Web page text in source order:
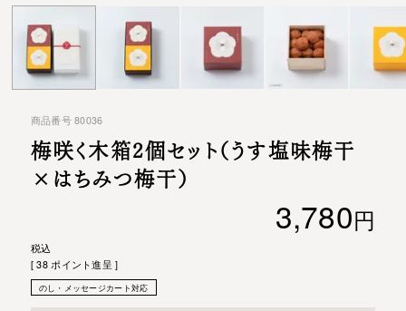
商品番号 80036
梅咲く木箱2個セット （うす塩味梅干
×はちみつ梅干）
3,780
税込
[ 38 ポイント進呈 ]
のし・メッセージカート対応